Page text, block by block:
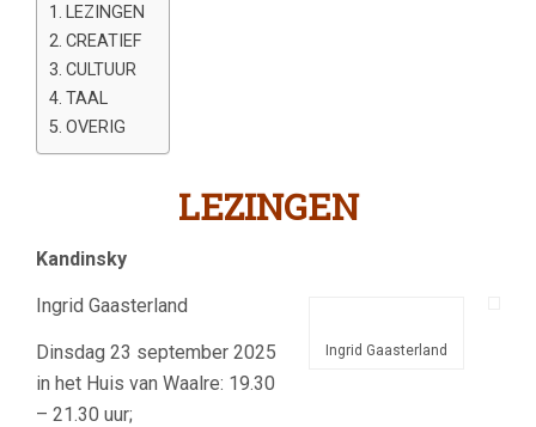
LEZINGEN
CREATIEF
CULTUUR
TAAL
OVERIG
LEZINGEN
Kandinsky
Ingrid Gaasterland
Ingrid Gaasterland
Dinsdag 23 september 2025
in het Huis van Waalre: 19.30
– 21.30 uur;